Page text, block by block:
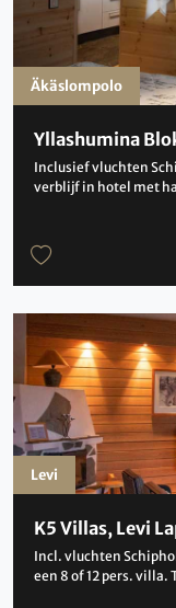
Yllashumina
Inclusief vluchten
verblijf in hotel met
Äkäslompolo
K5 Villas, Levi
Incl. vluchten
een 8 of 12 pers. villa.
Levi